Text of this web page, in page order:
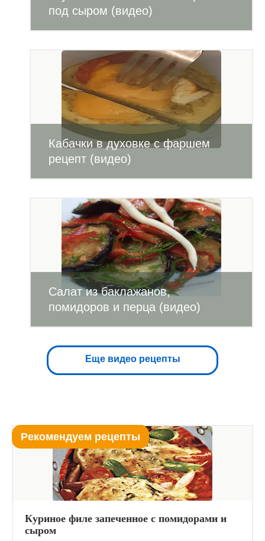
под сыром (видео)
Кабачки в духовке с фаршем
рецепт (видео)
Салат из баклажанов,
помидоров и перца (видео)
Еще видео рецепты
Рекомендуем рецепты
Куриное филе запеченное с помидорами и
сыром